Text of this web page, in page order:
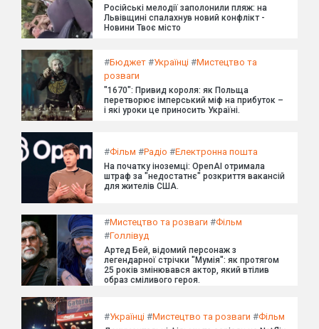
Російські мелодії заполонили пляж: на
Львівщині спалахнув новий конфлікт -
Новини Твоє місто
#Бюджет #Українці #Мистецтво та
розваги
"1670": Привид короля: як Польща
перетворює імперський міф на прибуток –
і які уроки це приносить Україні.
#Фільм #Радіо #Електронна пошта
На початку іноземці: OpenAI отримала
штраф за "недостатнє" розкриття вакансій
для жителів США.
#Мистецтво та розваги #Фільм
#Голлівуд
Артед Бей, відомий персонаж з
легендарної стрічки "Мумія": як протягом
25 років змінювався актор, який втілив
образ сміливого героя.
#Українці #Мистецтво та розваги #Фільм